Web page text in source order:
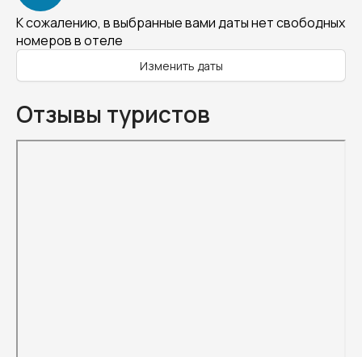
К сожалению, в выбранные вами даты нет свободных
номеров в отеле
Изменить даты
Отзывы туристов